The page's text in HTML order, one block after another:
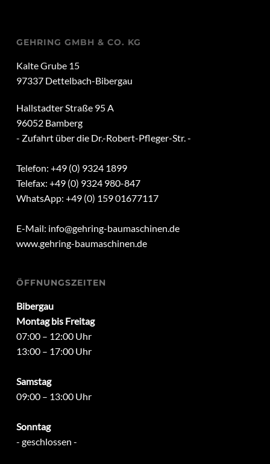
GEHRING GMBH & CO. KG
Kalte Grube 15
97337 Dettelbach-Bibergau
Hallstadter Straße 95 A
96052 Bamberg
- Zufahrt über die Dr.-Robert-Pfleger-Str. -
Telefon: +49 (0) 9324 1899
Telefax: +49 (0) 9324 980-847
WhatsApp: +49 (0) 159 01677117
E-Mail: info@gehring-baumaschinen.de
www.gehring-baumaschinen.de
ÖFFNUNGSZEITEN
Bibergau
Montag bis Freitag
07:00 – 12:00 Uhr
13:00 – 17:00 Uhr
Samstag
09:00 – 13:00 Uhr
Sonntag
- geschlossen -